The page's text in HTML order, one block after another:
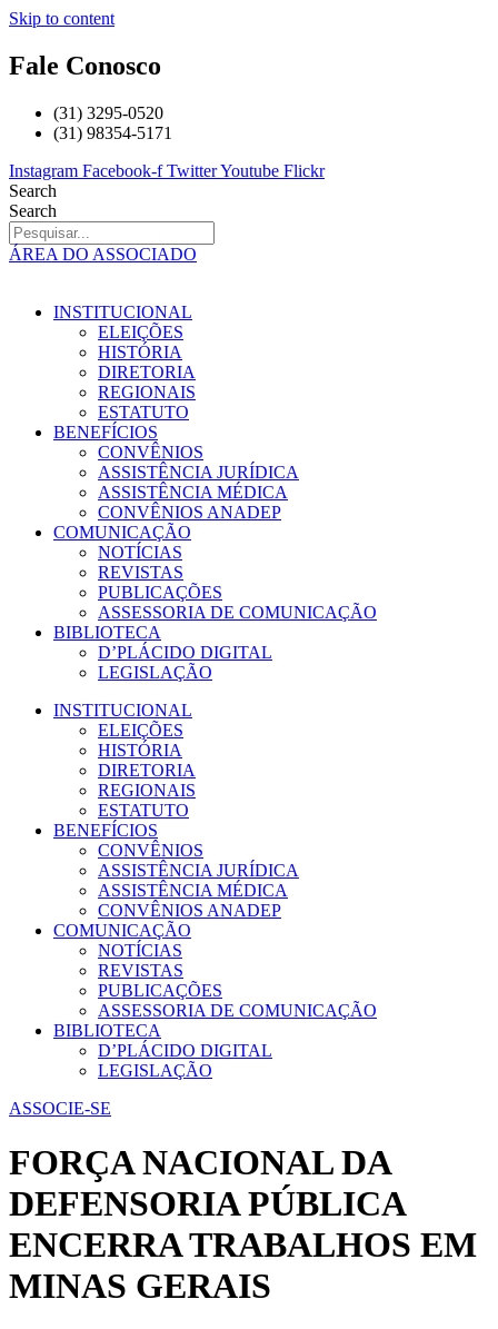
Skip to content
Fale Conosco
(31) 3295-0520
(31) 98354-5171
Instagram Facebook-f TwitterYoutube Flickr
Search
Search
ÁREA DO ASSOCIADO
INSTITUCIONAL
ELEIÇÕES
HISTÓRIA
DIRETORIA
REGIONAIS
ESTATUTO
BENEFÍCIOS
CONVÊNIOS
ASSISTÊNCIA JURÍDICA
ASSISTÊNCIA MÉDICA
CONVÊNIOS ANADEP
COMUNICAÇÃO
NOTÍCIAS
REVISTAS
PUBLICAÇÕES
ASSESSORIA DE COMUNICAÇÃO
BIBLIOTECA
D’PLÁCIDO DIGITAL
LEGISLAÇÃO
INSTITUCIONAL
ELEIÇÕES
HISTÓRIA
DIRETORIA
REGIONAIS
ESTATUTO
BENEFÍCIOS
CONVÊNIOS
ASSISTÊNCIA JURÍDICA
ASSISTÊNCIA MÉDICA
CONVÊNIOS ANADEP
COMUNICAÇÃO
NOTÍCIAS
REVISTAS
PUBLICAÇÕES
ASSESSORIA DE COMUNICAÇÃO
BIBLIOTECA
D’PLÁCIDO DIGITAL
LEGISLAÇÃO
ASSOCIE-SE
FORÇA NACIONAL DA
DEFENSORIA PÚBLICA
ENCERRA TRABALHOS EM
MINAS GERAIS